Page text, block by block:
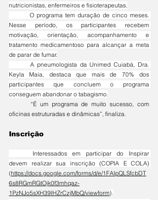
nutricionistas, enfermeiros e fisioterapeutas.
Nesse período, os participantes recebem
motivação, orientação, acompanhamento e
tratamento medicamentoso para alcançar a meta
de parar de fumar.
Keyla Maia, destaca que mais de 70% dos
participantes que concluem o programa
conseguem abandonar o tabagismo.
oficinas estruturadas e dinâmicas”, finaliza.
Inscrição
devem realizar sua inscrição (COPIA E COLA)
(https://docs.google.com/forms/d/e/1FAIpQLSfcbDT
6s8RGmRGtOjk0f3mhqaz-
1PzNJo5sXH39lHZrCzjMbQ/viewform).